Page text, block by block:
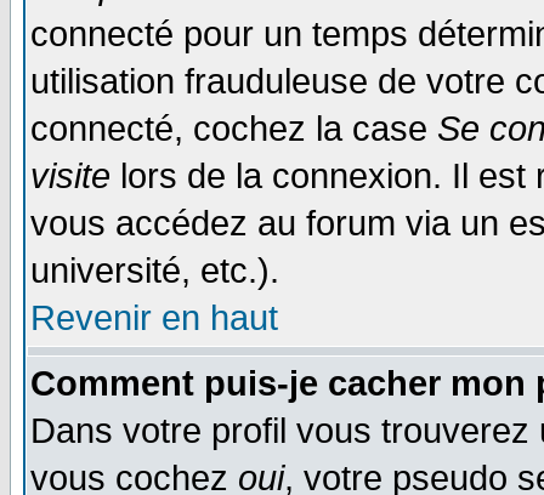
connecté pour un temps
utilisation frauduleuse de votre
connecté, cochez la case Se
visite lors de la connexion. Il
vous accédez au forum via un
université, etc.).
Revenir en haut
Comment puis-je cacher
Dans votre profil vous
vous cochez oui, votre pseudo